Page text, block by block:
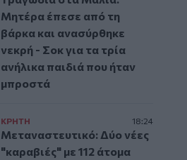
Μητέρα έπεσε από τη
βάρκα και ανασύρθηκε
νεκρή - Σοκ για τα τρία
ανήλικα παιδιά που ήταν
μπροστά
ΚΡΗΤΗ 18:24
Μεταναστευτικό: Δύο νέες
"καραβιές" με 112 άτομα